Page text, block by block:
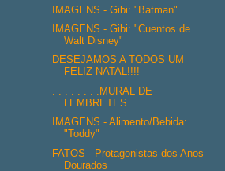
IMAGENS - Gibi: "Batman"
IMAGENS - Gibi: "Cuentos de
Walt Disney"
DESEJAMOS A TODOS UM
FELIZ NATAL!!!!
. . . . . . . .MURAL DE
LEMBRETES. . . . . . . . .
IMAGENS - Alimento/Bebida:
"Toddy"
FATOS - Protagonistas dos Anos
Dourados